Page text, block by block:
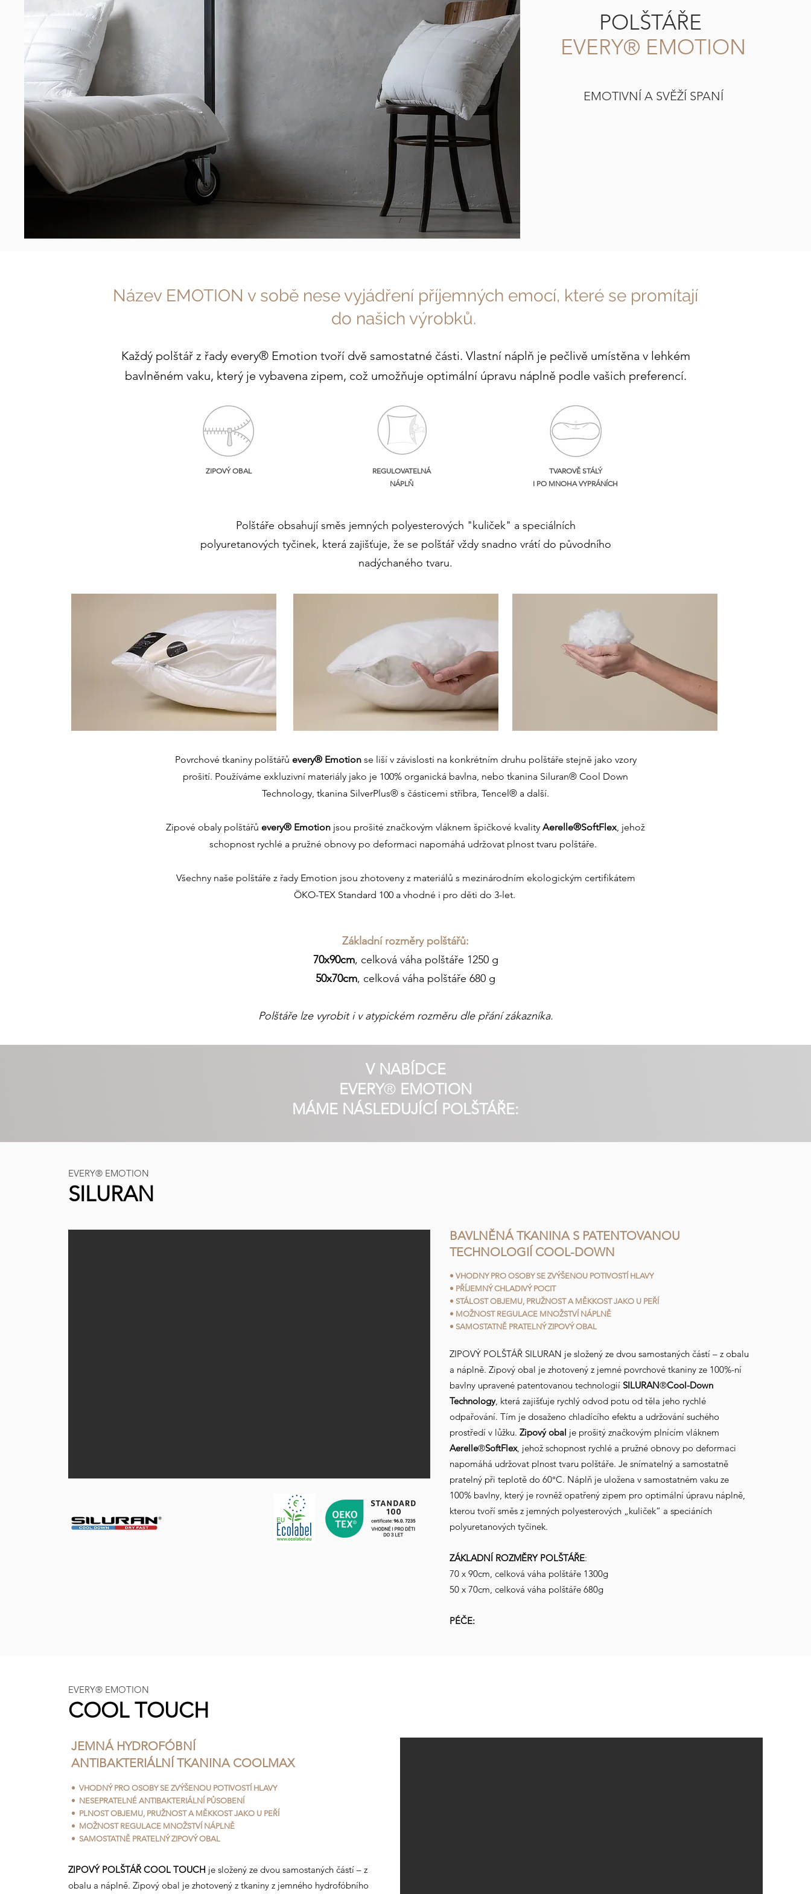
POLŠTÁŘE
EVERY® EMOTION
EMOTIVNÍ A SVĚŽÍ SPANÍ
Název EMOTION v sobě nese vyjádření příjemných emocí, které se promítají
do našich výrobků.
Každý polštář z řady every® Emotion tvoří dvě samostatné části. Vlastní náplň je pečlivě umístěna v lehkém
bavlněném vaku, který je vybavena zipem, což umožňuje optimální úpravu náplně podle vašich preferencí.
ZIPOVÝ OBAL
REGULOVATELNÁ
NÁPLŇ
TVAROVĚ STÁLÝ
I PO MNOHA VYPRÁNÍCH
Polštáře obsahují směs jemných polyesterových "kuliček" a speciálních
polyuretanových tyčinek, která zajišťuje, že se polštář vždy snadno vrátí do původního
nadýchaného tvaru.
Povrchové tkaniny polštářů every® Emotionse liší v závislosti na konkrétním druhu polštáře stejně jako vzory
prošití. Používáme exkluzivní materiály jako je 100% organická bavlna, nebo tkanina Siluran® Cool Down
Technology, tkanina SilverPlus® s částicemi stříbra, Tencel® a další.
Zipové obaly polštářů every® Emotion jsou prošité značkovým vláknem špičkové kvality Aerelle®SoftFlex, jehož
schopnost rychlé a pružné obnovy po deformaci napomáhá udržovat plnost tvaru polštáře.
Všechny naše polštáře z řady Emotion jsou zhotoveny z materiálů s mezinárodním ekologickým certifikátem
ÖKO-TEX Standard 100 a vhodné i pro děti do 3-let. ​
Základní rozměry polštářů:
70x90cm, celková váha polštáře 1250 g
50x70cm, celková váha polštáře 680 g
Polštáře lze vyrobit i v atypickém rozměru dle přání zákazníka.
V NABÍDCE
EVERY® EMOTION
MÁME NÁSLEDUJÍCÍ POLŠTÁŘE:
EVERY® EMOTION
SILURAN
BAVLNĚNÁ TKANINA S PATENTOVANOU
TECHNOLOGIÍ COOL-DOWN
• VHODNY PRO OSOBY SE ZVÝŠENOU POTIVOSTÍ HLAVY
• PŘÍJEMNÝ CHLADIVÝ POCIT
• STÁLOST OBJEMU, PRUŽNOST A MĚKKOST JAKO U PEŘÍ
• MOŽNOST REGULACE MNOŽSTVÍ NÁPLNĚ
• SAMOSTATNĚ PRATELNÝ ZIPOVÝ OBAL
ZIPOVÝ POLŠTÁŘ SILURAN je složený ze dvou samostaných částí – z obalu
a náplně. Zipový obal je zhotovený z jemné povrchové tkaniny ze 100%-ní
bavlny upravené patentovanou technologií SILURAN®Cool-Down
Technology, která zajišťuje rychlý odvod potu od těla jeho rychlé
odpařování. Tím je dosaženo chladícího efektu a udržování suchého
prostředí v lůžku. Zipovýobal je prošitý značkovým plnícím vláknem
Aerelle®SoftFlex, jehož schopnost rychlé a pružné obnovy po deformaci
napomáhá udržovat plnost tvaru polštáře. Je snímatelný a samostatně
pratelný při teplotě do 60°C. Náplň je uložena v samostatném vaku ze
100% bavlny, který je rovněž opatřený zipem pro optimální úpravu náplně,
kterou tvoří směs z jemných polyesterových „kuliček“ a speciáních
polyuretanových tyčinek.
ZÁKLADNÍ ROZMĚRY POLŠTÁŘE:
70 x 90cm, celková váha polštáře 1300g
50 x 70cm, celková váha polštáře 680g
PÉČE:
EVERY® EMOTION
COOL TOUCH
JEMNÁ HYDROFÓBNÍ
ANTIBAKTERIÁLNÍ TKANINA COOLMAX
• VHODNÝ PRO OSOBY SE ZVÝŠENOU POTIVOSTÍ HLAVY
• NESEPRATELNÉ ANTIBAKTERIÁLNÍ PŮSOBENÍ
• PLNOST OBJEMU, PRUŽNOST A MĚKKOST JAKO U PEŘÍ
• MOŽNOST REGULACE MNOŽSTVÍ NÁPLNĚ
• SAMOSTATNĚ PRATELNÝ ZIPOVÝ OBAL
ZIPOVÝ POLŠTÁŘ COOL TOUCH je složený ze dvou samostaných částí – z
obalu a náplně. Zipový obal je zhotovený z tkaniny z jemného hydrofóbního